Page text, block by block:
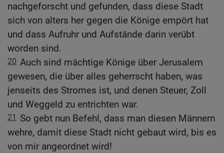
nachgeforscht und gefunden, dass diese Stadt
sich von alters her gegen die Könige empört hat
und dass Aufruhr und Aufstände darin verübt
worden sind.
20 Auch sind mächtige Könige über Jerusalem
gewesen, die über alles geherrscht haben, was
jenseits des Stromes ist, und denen Steuer, Zoll
und Weggeld zu entrichten war.
21
So gebt nun Befehl, dass man diesen Männern
wehre, damit diese Stadt nicht gebaut wird, bis es
von mir angeordnet wird!